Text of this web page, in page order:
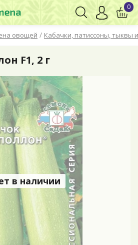
овощей / Кабачки, патиссоны, тыквы
0
F1, 2 г
в наличии